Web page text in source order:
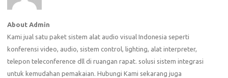
About Admin
Kami jual satu paket sistem alat audio visual Indonesia seperti
konferensi video, audio, sistem control, lighting, alat interpreter,
telepon teleconference dll di ruangan rapat. solusi sistem integrasi
untuk kemudahan pemakaian. Hubungi Kami sekarang juga